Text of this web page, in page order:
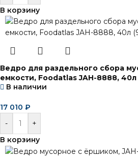
В корзину
Ведро для раздельного сбора
емкости, Foodatlas JAH-8888, 40л
В наличии
17 010 ₽
-
+
В корзину